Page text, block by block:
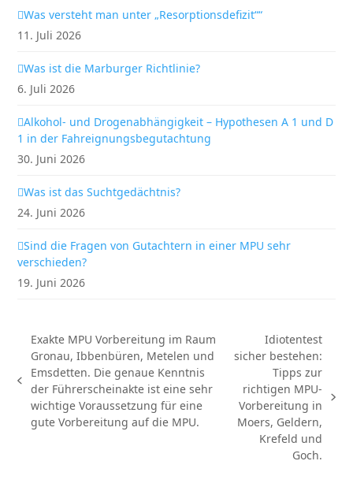
Was versteht man unter „Resorptionsdefizit““
11. Juli 2026
Was ist die Marburger Richtlinie?
6. Juli 2026
Alkohol- und Drogenabhängigkeit – Hypothesen A 1 und D
1 in der Fahreignungsbegutachtung
30. Juni 2026
Was ist das Suchtgedächtnis?
24. Juni 2026
Sind die Fragen von Gutachtern in einer MPU sehr
verschieden?
19. Juni 2026
vorheriger
Beitrag:
Exakte MPU Vorbereitung im Raum
Gronau, Ibbenbüren, Metelen und
Emsdetten. Die genaue Kenntnis
der Führerscheinakte ist eine sehr
wichtige Voraussetzung für eine
gute Vorbereitung auf die MPU.
Nächster
Beitrag:
Idiotentest
sicher bestehen:
Tipps zur
richtigen MPU-
Vorbereitung in
Moers, Geldern,
Krefeld und
Goch.